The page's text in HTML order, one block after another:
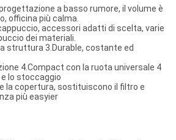
a basso rumore, il volume è
officina più calma.
accessori adatti di scelta, varie
dei materiali.
struttura 3.Durable, costante ed
4.Compact con la ruota universale 4
lo stoccaggio
la copertura, sostituiscono il filtro e
più easyier